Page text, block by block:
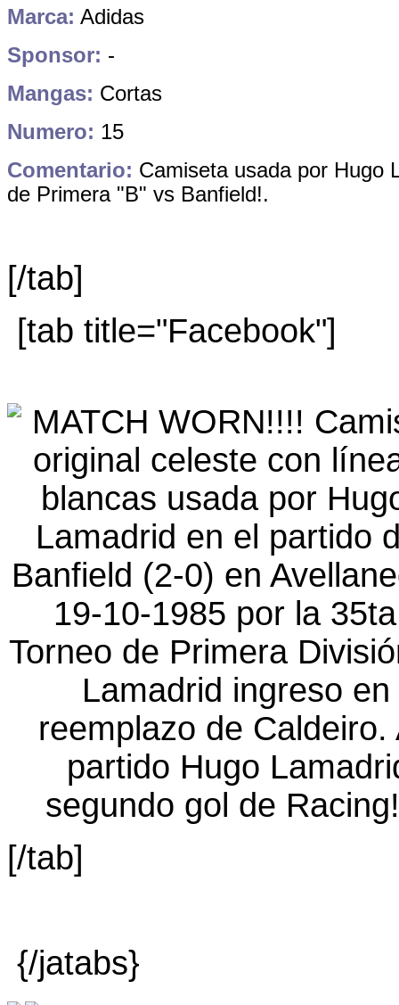
Marca: Adidas
Sponsor: -
Mangas: Cortas
Numero: 15
Comentario: Camiseta usada por Hugo
de Primera "B" vs Banfield!.
[/tab]
[tab title="Facebook"]
[/tab]
{/jatabs}